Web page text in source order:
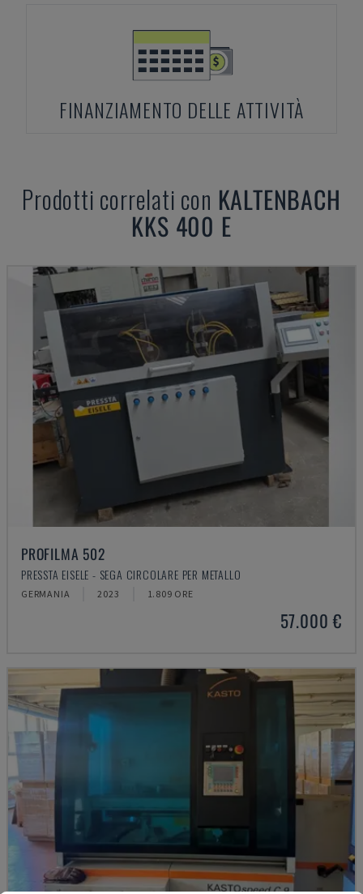
FINANZIAMENTO DELLE ATTIVITÀ
Prodotti correlati con KALTENBACH
KKS 400 E
PROFILMA 502
PRESSTA EISELE - SEGA CIRCOLARE PER METALLO
GERMANIA 2023 1.809 ORE
57.000 €